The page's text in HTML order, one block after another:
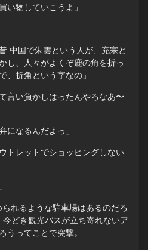
い物していこうよ」
中国で朱雲という人が、充宗と
し、人々がよくぞ鹿の角を折っ
、折角という字なの」
言い負かしはったんやろなあ〜
になるんだよっ」
トレットでショッピングしない
れるような駐車場はあるのだろ
どき観光バスが立ち寄れないア
うってことで突撃。